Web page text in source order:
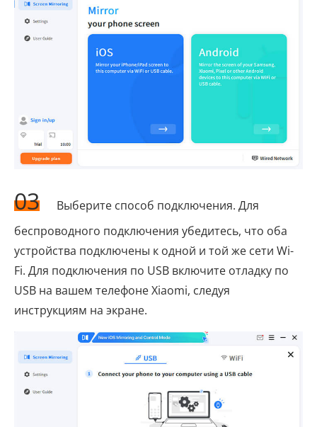
03
Выберите способ подключения. Для
беспроводного подключения убедитесь, что оба
устройства подключены к одной и той же сети Wi-
Fi. Для подключения по USB включите отладку по
USB на вашем телефоне Xiaomi, следуя
инструкциям на экране.